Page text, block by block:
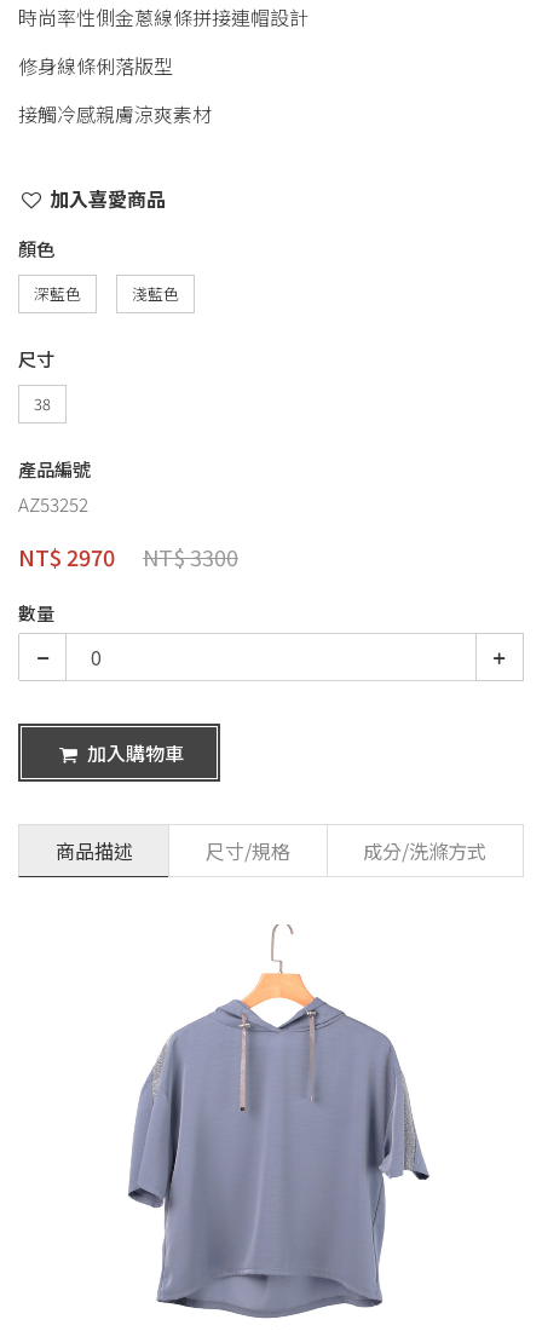
時尚率性側金蔥線條拼接連帽設計
修身線條俐落版型
接觸冷感親膚涼爽素材
加入喜愛商品
顏色
深藍色 淺藍色
尺寸
38
產品編號
AZ53252
NT$ 2970 NT$ 3300
數量
加入購物車
商品描述 尺寸/規格 成分/洗滌方式